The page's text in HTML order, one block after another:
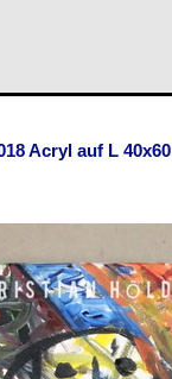
Acryl auf L 40x60